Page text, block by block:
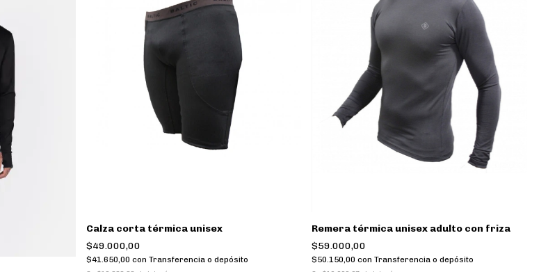
Calza corta térmica unisex
$49.000,00
$41.650,00 con Transferencia o depósito
Remera térmica unisex adulto con friza
$59.000,00
$50.150,00con Transferencia o depósito